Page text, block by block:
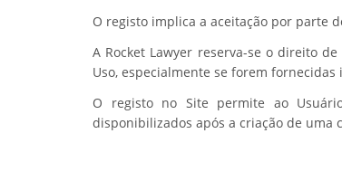
O registo implica a aceitação por parte
A Rocket Lawyer reserva-se o direito
Uso, especialmente se forem
O registo no Site permite ao
disponibilizados após a criação de uma